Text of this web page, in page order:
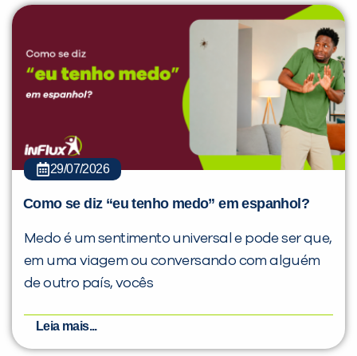
29/07/2026
Como se diz “eu tenho medo” em espanhol?
Medo é um sentimento universal e pode ser que,
em uma viagem ou conversando com alguém
de outro país, vocês
Leia mais...